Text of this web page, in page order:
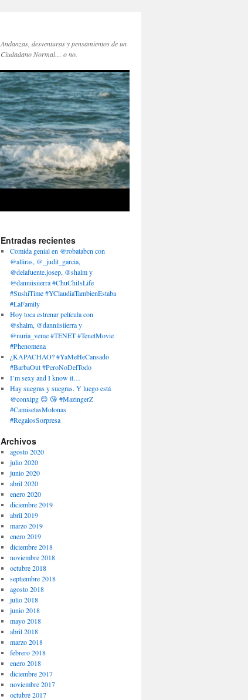
Andanzas, desventuras y pensamientos de un
Ciudadano Normal… o no.
Entradas recientes
Comida genial en @robatabcn con
@alliras, @_judit_garcia,
@delafuente.josep, @shalm y
@danniisiierra #ChuChiIsLife
#SushiTime #YClaudiaTambienEstaba
#LaFamily
Hoy toca estrenar película con
@shalm, @danniisiierra y
@nuria_veme #TENET #TenetMovie
#Phenomena
¿KAPACHAO? #YaMeHeCansado
#BarbaOut #PeroNoDelTodo
I’m sexy and I know it…
Hay suegras y suegras. Y luego está
@conxipg 😊 😘 #MazingerZ
#CamisetasMolonas
#RegalosSorpresa
Archivos
agosto 2020
julio 2020
junio 2020
abril 2020
enero 2020
diciembre 2019
abril 2019
marzo 2019
enero 2019
diciembre 2018
noviembre 2018
octubre 2018
septiembre 2018
agosto 2018
julio 2018
junio 2018
mayo 2018
abril 2018
marzo 2018
febrero 2018
enero 2018
diciembre 2017
noviembre 2017
octubre 2017